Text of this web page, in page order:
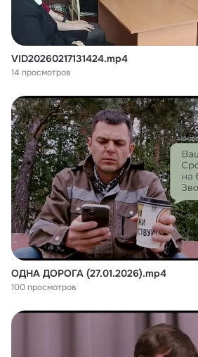
VID20260217131424.mp4
14 просмотров
ОДНА ДОРОГА (27.01.2026).mp4
100 просмотров